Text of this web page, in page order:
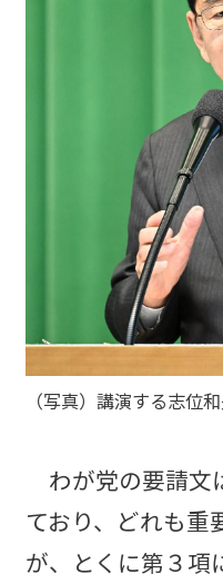
（写真）講演する志位
わが党の要請文
ており、どれも重
が、とくに第３項